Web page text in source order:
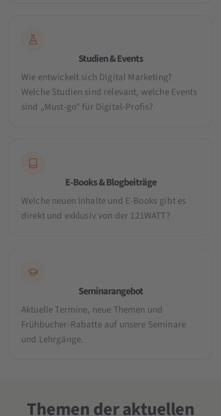
Studien & Events
Wie entwickelt sich Digital Marketing?
Welche Studien sind relevant, welche Events
sind „Must-go" für Digital-Profis?
E-Books & Blogbeiträge
Welche neuen Inhalte und E-Books gibt es
direkt und exklusiv von der 121WATT?
Seminarangebot
Aktuelle Termine, neue Themen und
Frühbucher-Rabatte auf unsere Seminare
und Lehrgänge.
Themen der aktuellen